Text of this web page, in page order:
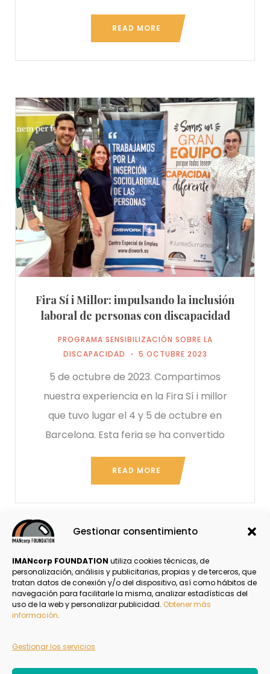
Gestionar consentimiento
IMANcorp FOUNDATION utiliza cookies técnicas, de
personalización, análisis y publicitarias, propias y de terceros, que
tratan datos de conexión y/o del dispositivo, así como hábitos de
navegación para facilitarle la misma, analizar estadísticas del
uso de la web y personalizar publicidad. Obtener más
información.
Gestionar los servicios
READ MORE
Fira Sí i Millor: impulsando la inclusión
laboral de personas con discapacidad
PROGRAMA SENSIBILIZACIÓN SOBRE LA
DISCAPACIDAD
5 OCTUBRE 2023
5 de octubre de 2023. Compartimos
nuestra experiencia en la Fira Sí i millor
que tuvo lugar el 4 y 5 de octubre en
Barcelona. Esta feria se ha convertido
READ MORE
Política de Privacidad